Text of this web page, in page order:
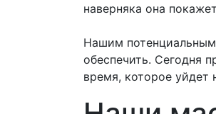
наверняка она
Нашим потенциальным
обеспечить. Сегодня
время, которое уйдет